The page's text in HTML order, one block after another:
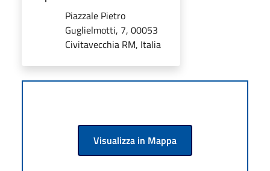
Piazzale Pietro
Guglielmotti, 7, 00053
Civitavecchia RM, Italia
Visualizza in Mappa